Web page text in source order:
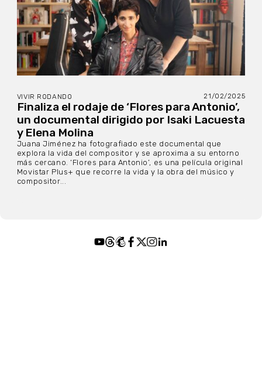
VIVIR RODANDO 21/02/2025
Finaliza el rodaje de ‘Flores para Antonio’,
un documental dirigido por Isaki Lacuesta
y Elena Molina
Juana Jiménez ha fotografiado este documental que
explora la vida del compositor y se aproxima a su entorno
más cercano. ‘Flores para Antonio’, es una película original
Movistar Plus+ que recorre la vida y la obra del músico y
compositor...